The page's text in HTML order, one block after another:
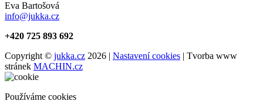
Eva Bartošová
info@jukka.cz
+420 725 893 692
Copyright © jukka.cz 2026 | Nastavení cookies | Tvorba www
stránek MACHIN.cz
Používáme cookies